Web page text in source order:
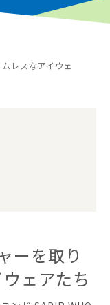
レスなアイウェ
ーを取り
ェアたち